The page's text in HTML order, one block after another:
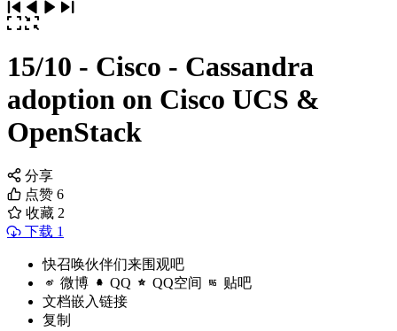
15/10 - Cisco - Cassandra
adoption on Cisco UCS &
OpenStack
分享
点赞 6
收藏 2
下载 1
快召唤伙伴们来围观吧
微博 QQ QQ空间 贴吧
文档嵌入链接
复制